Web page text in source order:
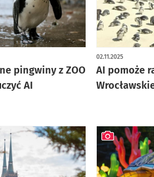
pingwiny z ZOO
AI
AI pomoże
02.11.2025